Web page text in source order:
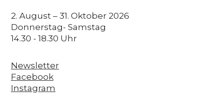
2. August – 31. Oktober 2026
Donnerstag- Samstag
14.30 - 18.30 Uhr
Newsletter
Facebook
Instagram